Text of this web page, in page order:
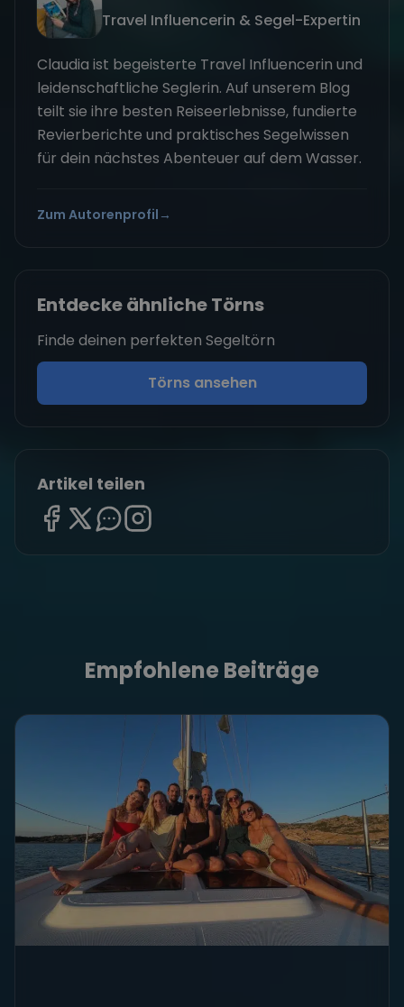
Travel Influencerin & Segel-Expertin
Claudia ist begeisterte Travel Influencerin und
leidenschaftliche Seglerin. Auf unserem Blog
teilt sie ihre besten Reiseerlebnisse, fundierte
Revierberichte und praktisches Segelwissen
für dein nächstes Abenteuer auf dem Wasser.
Zum Autorenprofil →
Entdecke ähnliche Törns
Finde deinen perfekten Segeltörn
Törns ansehen
Artikel teilen
Empfohlene Beiträge